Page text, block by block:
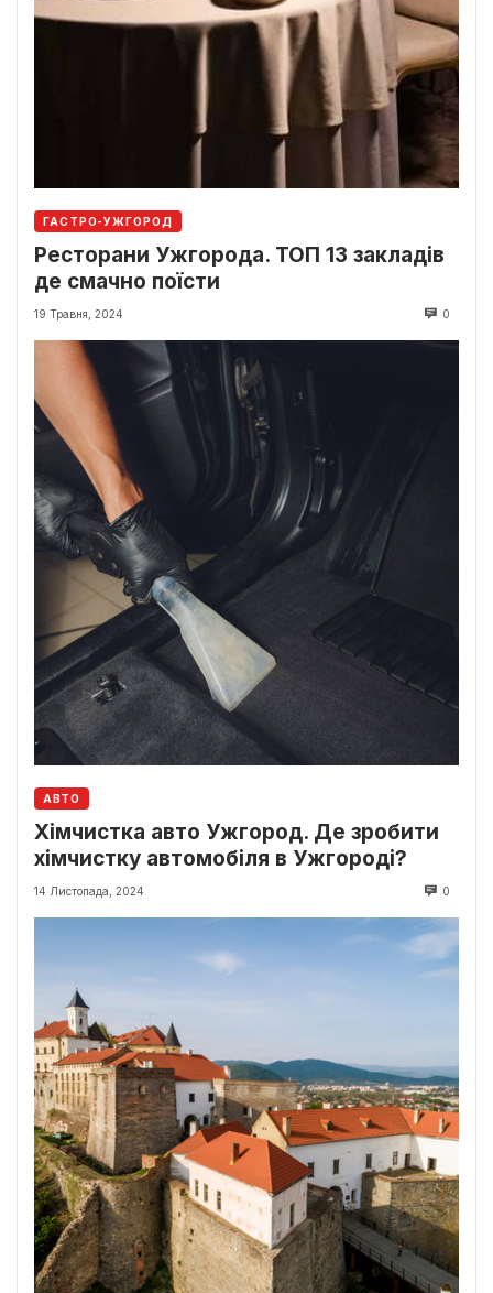
ГАСТРО-УЖГОРОД
Ресторани Ужгорода. ТОП 13 закладів
де смачно поїсти
19 Травня, 2024 0
АВТО
Хімчистка авто Ужгород. Де зробити
хімчистку автомобіля в Ужгороді?
14 Листопада, 2024 0